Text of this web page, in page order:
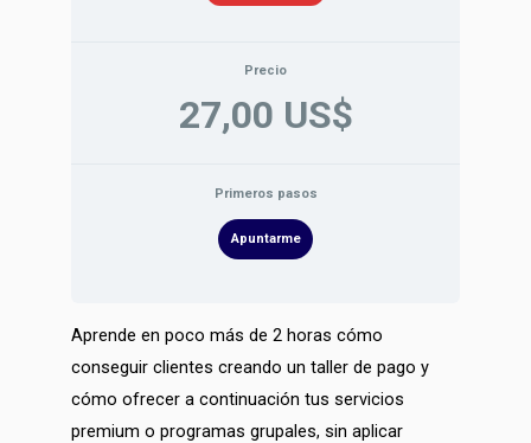
Precio
27,00 US$
Primeros pasos
Apuntarme
Aprende en poco más de 2 horas cómo
conseguir clientes creando un taller de pago y
cómo ofrecer a continuación tus servicios
premium o programas grupales, sin aplicar